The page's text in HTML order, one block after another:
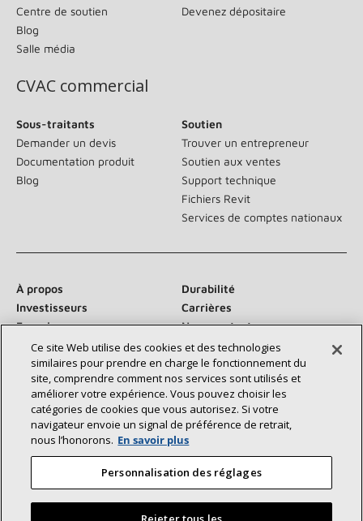
Centre de soutien
Blog
Salle média
Devenez dépositaire
CVAC commercial
Sous-traitants
Demander un devis
Documentation produit
Blog
Soutien
Trouver un entrepreneur
Soutien aux ventes
Support technique
Fichiers Revit
Services de comptes nationaux
À propos
Durabilité
Investisseurs
Carrières
Fournisseurs
Nous contacter
Salle de presse
Communiquez avec nous :
Ce site Web utilise des cookies et des technologies
similaires pour prendre en charge le fonctionnement du
site, comprendre comment nos services sont utilisés et
améliorer votre expérience. Vous pouvez choisir les
catégories de cookies que vous autorisez. Si votre
navigateur envoie un signal de préférence de retrait,
nous l’honorons. En savoir plus
Personnalisation des réglages